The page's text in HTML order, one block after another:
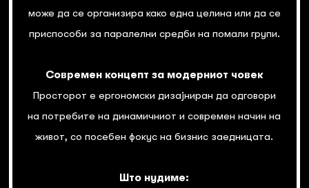
може да се организира како една целина или да се
приспособи за паралелни средби на помали групи.
Современ концепт за модерниот човек
Просторот е ергономски дизајниран да одговори
на потребите на динамичниот и современ начин на
живот, со посебен фокус на бизнис заедницата.
Што нудиме: